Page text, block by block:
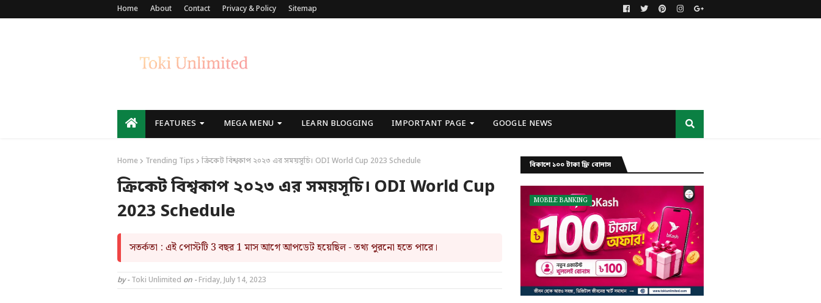
Home About Contact Privacy & Policy Sitemap
FEATURES MEGA MENU LEARN BLOGGING IMPORTANT PAGE GOOGLE NEWS
Home Trending Tips ক্রিকেট বিশ্বকাপ ২০২৩ এর সময়সূচি। ODI World Cup 2023 Schedule
ক্রিকেট বিশ্বকাপ ২০২৩ এর সময়সূচি। ODI World Cup
2023 Schedule
সতর্কতা : এই পোস্টটি 3 বছর 1 মাস আগে আপডেট হয়েছিল - তথ্য পুরনো হতে পারে।
by - Toki Unlimited on -Friday, July 14, 2023
বিকাশে ১০০ টাকা ফ্রি বোনাস
MOBILE BANKING